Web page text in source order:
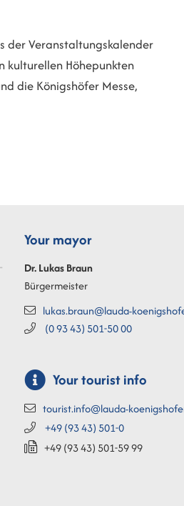
der Veranstaltungskalender
kulturellen Höhepunkten
die Königshöfer Messe,
Your mayor
Dr. LukasBraun
Bürgermeister
lukas.braun@lauda-
(09343) 501-5000
Your tourist info
tourist.info@lauda-
+49 (9343) 501-0
+49 (9343) 501-5999